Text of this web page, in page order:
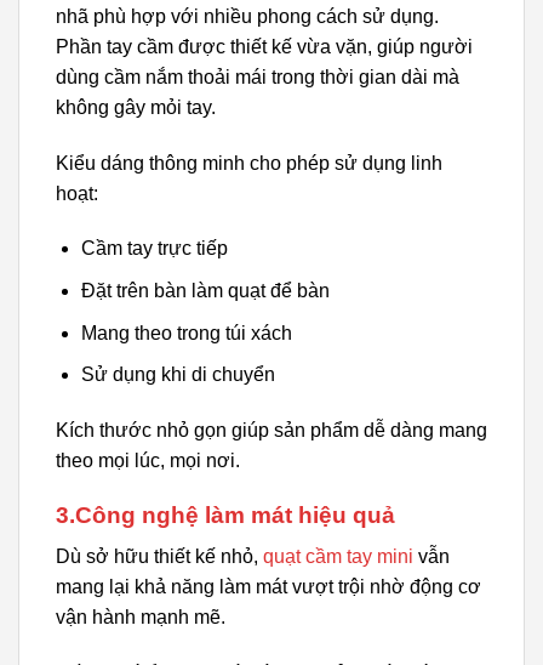
nhã phù hợp với nhiều phong cách sử dụng.
Phần tay cầm được thiết kế vừa vặn, giúp người
dùng cầm nắm thoải mái trong thời gian dài mà
không gây mỏi tay.
Kiểu dáng thông minh cho phép sử dụng linh
hoạt:
Cầm tay trực tiếp
Đặt trên bàn làm quạt để bàn
Mang theo trong túi xách
Sử dụng khi di chuyển
Kích thước nhỏ gọn giúp sản phẩm dễ dàng mang
theo mọi lúc, mọi nơi.
3.Công nghệ làm mát hiệu quả
Dù sở hữu thiết kế nhỏ, quạt cầm tay mini vẫn
mang lại khả năng làm mát vượt trội nhờ động cơ
vận hành mạnh mẽ.